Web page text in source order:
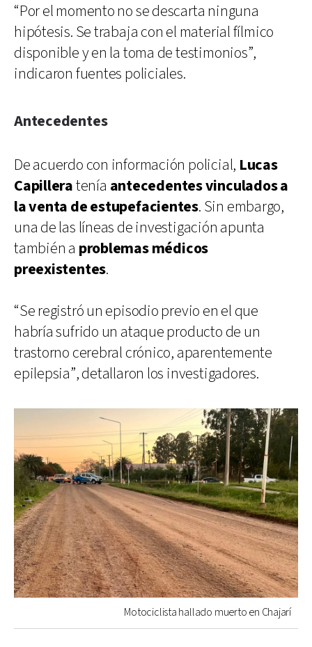
“Por el momento no se descarta ninguna
hipótesis. Se trabaja con el material fílmico
disponible y en la toma de testimonios”,
indicaron fuentes policiales.
Antecedentes
De acuerdo con información policial, Lucas
Capilleratenía antecedentes vinculados a
la venta de estupefacientes. Sin embargo,
una de las líneas de investigación apunta
también a problemas médicos
preexistentes.
“Se registró un episodio previo en el que
habría sufrido un ataque producto de un
trastorno cerebral crónico, aparentemente
epilepsia”, detallaron los investigadores.
Motociclista hallado muerto en Chajarí